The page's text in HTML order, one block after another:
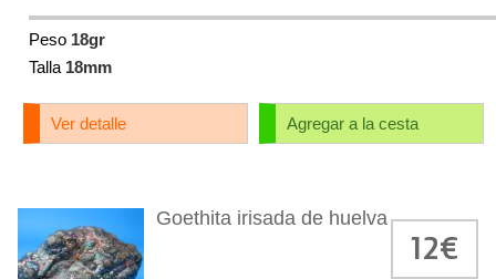
Peso 18gr
Talla 18mm
Agregar a la cesta
Ver detalle
Goethita irisada de huelva
12€